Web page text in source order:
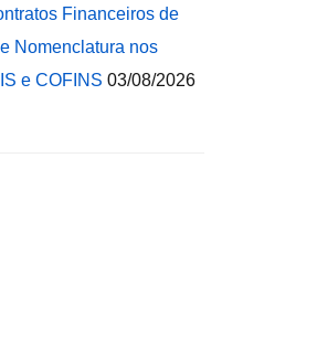
Financeiros de
Nomenclatura nos
e COFINS 03/08/2026